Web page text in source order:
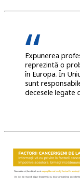
Expunerea
reprezintă o
în Europa. În
sunt
decesele legate